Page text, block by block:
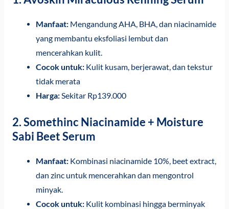
Manfaat: Mengandung AHA, BHA, dan niacinamide
yang membantu eksfoliasi lembut dan
mencerahkan kulit.
Cocok untuk: Kulit kusam, berjerawat, dan tekstur
tidak merata
Harga:Sekitar Rp139.000
2.Somethinc Niacinamide + Moisture
Sabi Beet Serum
Manfaat: Kombinasi niacinamide 10%, beet extract,
dan zinc untuk mencerahkan dan mengontrol
minyak.
Cocok untuk: Kulit kombinasi hingga berminyak